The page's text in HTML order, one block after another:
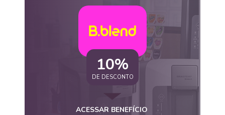
10%
DE DESCONTO
ACESSAR BENEFÍCIO